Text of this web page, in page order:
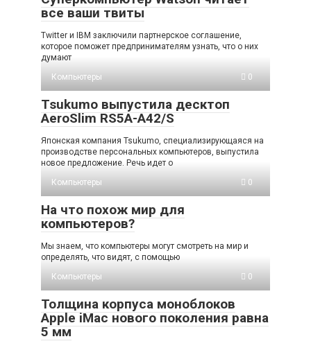
все ваши твиты
Twitter и IBM заключили партнерское соглашение,
которое поможет предпринимателям узнать, что о них
думают
Компьютеры
0
Tsukumo выпустила десктоп
AeroSlim RS5A-A42/S
Японская компания Tsukumo, специализирующаяся на
производстве персональных компьютеров, выпустила
новое предложение. Речь идет о
Компьютеры
0
На что похож мир для
компьютеров?
Мы знаем, что компьютеры могут смотреть на мир и
определять, что видят, с помощью
Компьютеры
0
Толщина корпуса моноблоков
Apple iMac нового поколения равна
5 мм